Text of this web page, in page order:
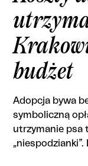
budżet
Adopcja bywa
symboliczną
utrzymanie psa